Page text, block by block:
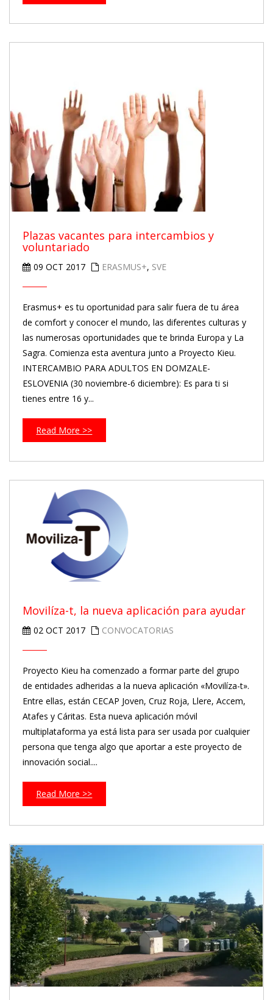
Plazas vacantes para intercambios y
voluntariado
09 OCT 2017 ERASMUS+, SVE
Erasmus+ es tu oportunidad para salir fuera de tu área
de comfort y conocer el mundo, las diferentes culturas y
las numerosas oportunidades que te brinda Europa y La
Sagra. Comienza esta aventura junto a Proyecto Kieu.
INTERCAMBIO PARA ADULTOS EN DOMZALE-
ESLOVENIA (30 noviembre-6 diciembre): Es para ti si
tienes entre 16 y...
Read More >>
Movilíza-t, la nueva aplicación para ayudar
02 OCT 2017 CONVOCATORIAS
Proyecto Kieu ha comenzado a formar parte del grupo
de entidades adheridas a la nueva aplicación «Movilíza-t».
Entre ellas, están CECAP Joven, Cruz Roja, Llere, Accem,
Atafes y Cáritas. Esta nueva aplicación móvil
multiplataforma ya está lista para ser usada por cualquier
persona que tenga algo que aportar a este proyecto de
innovación social....
Read More >>